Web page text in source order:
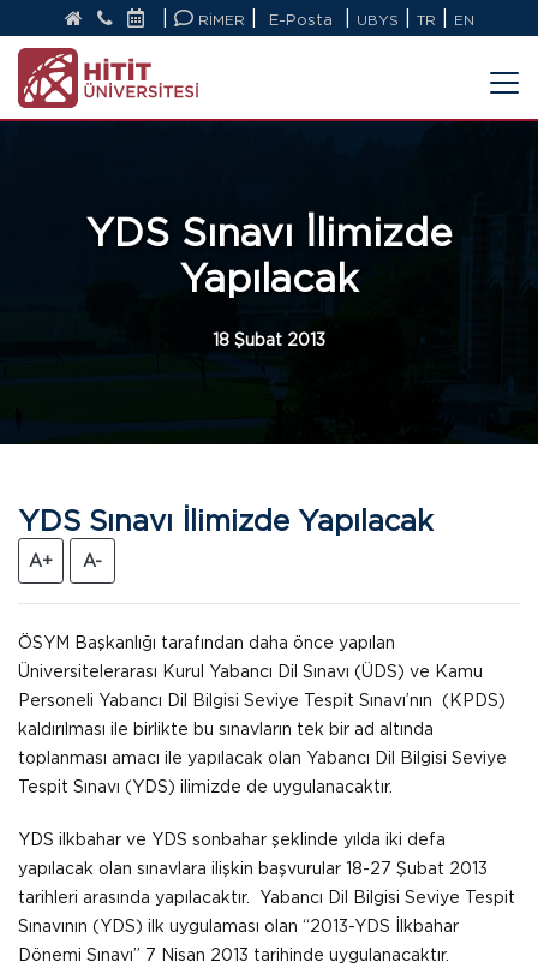
RİMER E-Posta UBYS TR EN
YDS Sınavı İlimizde
Yapılacak
18 Şubat 2013
YDS Sınavı İlimizde Yapılacak
A+ A-
ÖSYM Başkanlığı tarafından daha önce yapılan
Üniversitelerarası Kurul Yabancı Dil Sınavı (ÜDS) ve Kamu
Personeli Yabancı Dil Bilgisi Seviye Tespit Sınavı’nın (KPDS)
kaldırılması ile birlikte bu sınavların tek bir ad altında
toplanması amacı ile yapılacak olan Yabancı Dil Bilgisi Seviye
Tespit Sınavı (YDS) ilimizde de uygulanacaktır.
YDS ilkbahar ve YDS sonbahar şeklinde yılda iki defa
yapılacak olan sınavlara ilişkin başvurular 18-27 Şubat 2013
tarihleri arasında yapılacaktır. Yabancı Dil Bilgisi Seviye Tespit
Sınavının (YDS) ilk uygulaması olan “2013-YDS İlkbahar
Dönemi Sınavı” 7 Nisan 2013 tarihinde uygulanacaktır.